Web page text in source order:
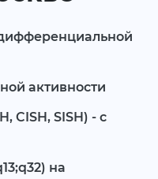
активности
CISH, SISH) - с
на